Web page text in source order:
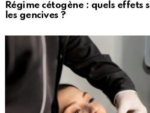
Régime cétogène : quels effets
les gencives ?